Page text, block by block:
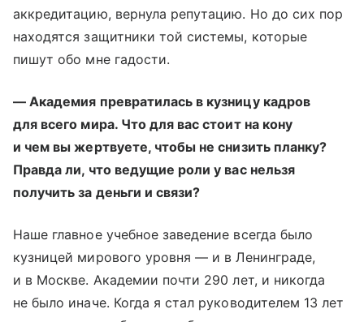
аккредитацию, вернула репутацию. Но до сих пор
находятся защитники той системы, которые
пишут обо мне гадости.
— Академия превратилась в кузницу кадров
для всего мира. Что для вас стоит на кону
и чем вы жертвуете, чтобы не снизить планку?
Правда ли, что ведущие роли у вас нельзя
получить за деньги и связи?
Наше главное учебное заведение всегда было
кузницей мирового уровня — и в Ленинграде,
и в Москве. Академии почти 290 лет, и никогда
не было иначе. Когда я стал руководителем 13 лет